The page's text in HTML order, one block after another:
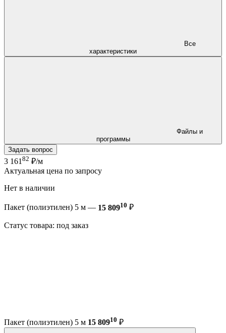
характеристики
программы
Задать вопрос
3 161 82 ₽/м
Актуальная цена по запросу
Нет в наличии
Пакет (полиэтилен) 5 м — 15 80910 ₽
Статус товара: под заказ
Пакет (полиэтилен) 5 м 15 80910 ₽